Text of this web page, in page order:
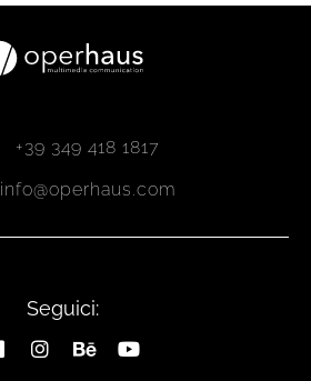
+39 349 418 1817
info@operhaus.com
Seguici: